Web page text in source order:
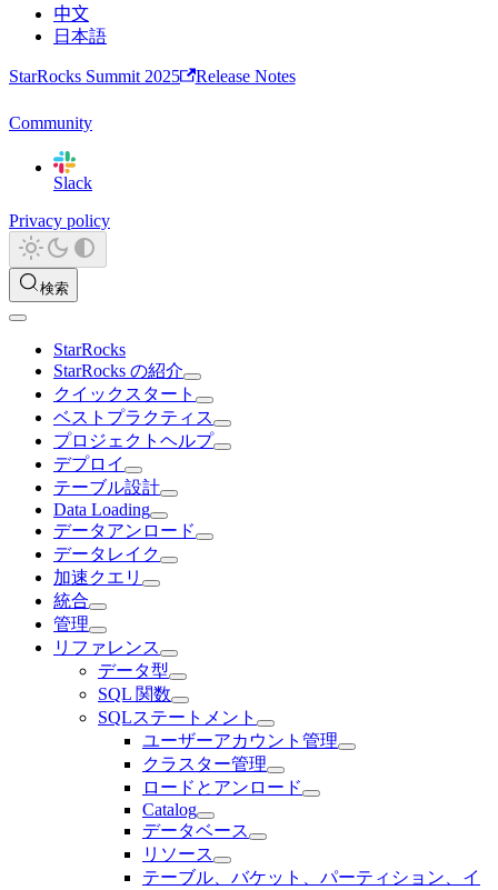
中文
日本語
StarRocks Summit 2025 Release Notes
Community
Slack
Privacy policy
検索
StarRocks
StarRocks の紹介
クイックスタート
ベストプラクティス
プロジェクトヘルプ
デプロイ
テーブル設計
Data Loading
データアンロード
データレイク
加速クエリ
統合
管理
リファレンス
データ型
SQL 関数
SQLステートメント
ユーザーアカウント管理
クラスター管理
ロードとアンロード
Catalog
データベース
リソース
テーブル、バケット、パーティション、イ